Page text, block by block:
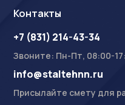
Контакты
+7 (831) 214-43-34
Звоните: Пн-Пт, 08:00-
info@staltehnn.ru